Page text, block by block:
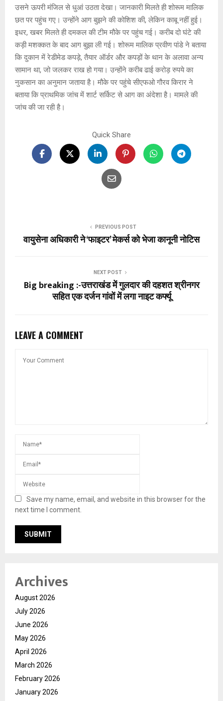
उसने ऊपरी मंजिल से धुआं उठता देखा। जानकारी मिलते ही शोरूम मालिक
छत पर पहुंच गए। उन्होंने आग बुझने की कोशिश की, लेकिन काबू नहीं हुई।
इधर, खबर मिलते ही दमकल की टीम मौके पर पहुंच गई। करीब दो घंटे की
कड़ी मशक्कत के बाद आग बुझा ली गई। शोरूम मालिक प्रवीण पांडे ने बताया
कि दुकान में रेडीमेड कपड़े, तैयार ऑर्डर और कपड़ों के थान के अलावा अन्य
सामान था, जो जलकर राख हो गया। उन्होंने करीब ढाई करोड़ रुपये का
नुकसान का अनुमान जताया है। मौके पर पहुंचे सीएफओ गौरव किरार ने
बताया कि प्राथमिक जांच में शार्ट सर्किट से आग का अंदेशा है। मामले की
जांच की जा रही है।
Quick Share
PREVIOUS POST
वायुसेना अधिकारी ने ‘फाइटर’ मेकर्स को भेजा कानूनी नोटिस
NEXT POST
Big breaking :-उत्तराखंड में गुलदार की दहशत श्रीनगर
सहित एक दर्जन गांवों में लगा नाइट कर्फ्यू
LEAVE A COMMENT
Save my name, email, and website in this browser for the
next time I comment.
Archives
August 2026
July 2026
June 2026
May 2026
April 2026
March 2026
February 2026
January 2026